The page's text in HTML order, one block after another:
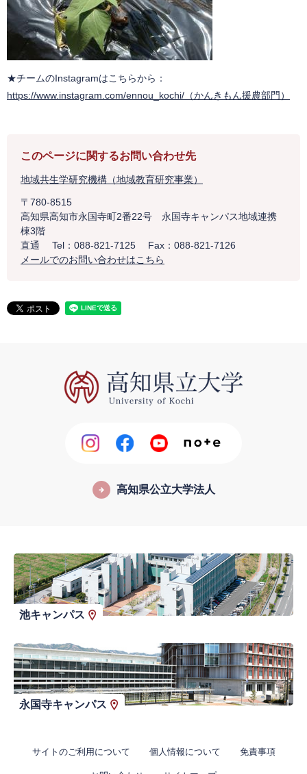
★チームのInstagramはこちらから：
https://www.instagram.com/ennou_kochi/（かんきもん援農部門）
このページに関するお問い合わせ先
地域共生学研究機構（地域教育研究事業）
〒780-8515
高知県高知市永国寺町2番22号 永国寺キャンパス地域連携
棟3階
直通
Tel：088-821-7125
Fax：088-821-7126
メールでのお問い合わせはこちら
高知県公立大学法人
池キャンパス
永国寺キャンパス
サイトのご利用について 個人情報について 免責事項